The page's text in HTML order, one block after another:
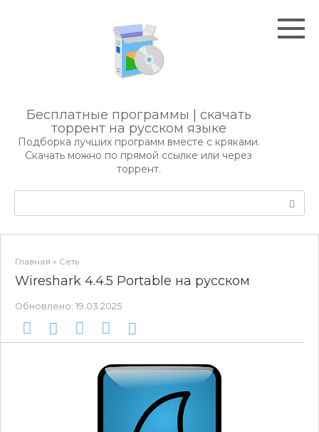
Бесплатные программы | скачать
торрент на русском языке
Подборка лучших программ вместе с кряками.
Скачать можно по прямой ссылке или через
торрент.
Главная » Сеть
Wireshark 4.4.5 Portable на русском
Обновлено: 19.03.2025